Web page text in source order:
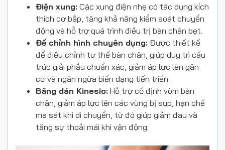
Điện xung: Các xung điện nhẹ có tác dụng kích
thích cơ bắp, tăng khả năng kiểm soát chuyển
động và hỗ trợ quá trình điều trị bàn chân bẹt.
Đế chỉnh hình chuyên dụng: Được thiết kế
để điều chỉnh tư thế bàn chân, giúp duy trì cấu
trúc giải phẫu chuẩn xác, giảm áp lực lên gân
cơ và ngăn ngừa biến dạng tiến triển.
Băng dán Kinesio: Hỗ trợ cố định vòm bàn
chân, giảm áp lực lên các vùng bị sụp, hạn chế
ma sát khi di chuyển, từ đó giúp giảm đau và
tăng sự thoải mái khi vận động.